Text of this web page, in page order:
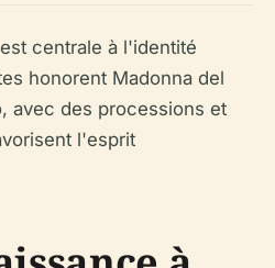
centrale à l'identité
honorent Madonna del
avec des processions et
l'esprit